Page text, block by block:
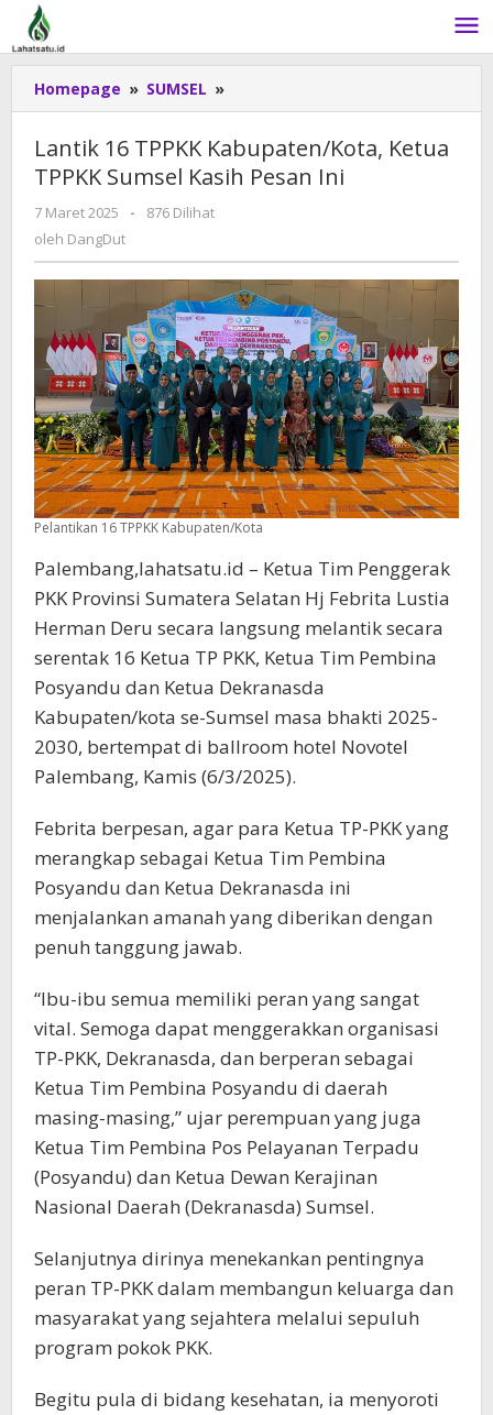
Lewati
konten
Homepage » SUMSEL »
16
TPPKK
Kabupaten/Kota,
Ketua
Ini
Lantik 16 TPPKK Kabupaten/Kota, Ketua
TPPKK Sumsel Kasih Pesan Ini
7 Maret 2025
oleh
-
876 Dilihat
oleh DangDut
Pelantikan 16 TPPKK Kabupaten/Kota
Palembang,lahatsatu.id – Ketua Tim Penggerak
PKK Provinsi Sumatera Selatan Hj Febrita Lustia
Herman Deru secara langsung melantik secara
serentak 16 Ketua TP PKK, Ketua Tim Pembina
Posyandu dan Ketua Dekranasda
Kabupaten/kota se-Sumsel masa bhakti 2025-
2030, bertempat di ballroom hotel Novotel
Palembang, Kamis (6/3/2025).
Febrita berpesan, agar para Ketua TP-PKK yang
merangkap sebagai Ketua Tim Pembina
Posyandu dan Ketua Dekranasda ini
menjalankan amanah yang diberikan dengan
penuh tanggung jawab.
“Ibu-ibu semua memiliki peran yang sangat
vital. Semoga dapat menggerakkan organisasi
TP-PKK, Dekranasda, dan berperan sebagai
Ketua Tim Pembina Posyandu di daerah
masing-masing,” ujar perempuan yang juga
Ketua Tim Pembina Pos Pelayanan Terpadu
(Posyandu) dan Ketua Dewan Kerajinan
Nasional Daerah (Dekranasda) Sumsel.
Selanjutnya dirinya menekankan pentingnya
peran TP-PKK dalam membangun keluarga dan
masyarakat yang sejahtera melalui sepuluh
program pokok PKK.
Begitu pula di bidang kesehatan, ia menyoroti